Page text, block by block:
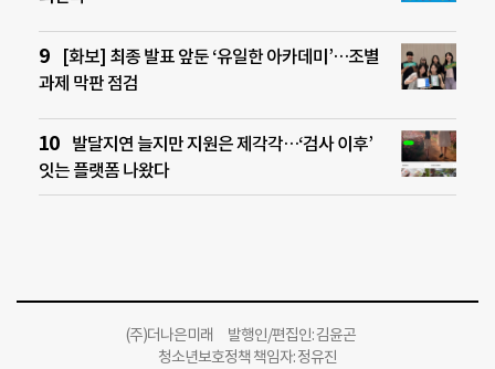
[화보] 최종 발표 앞둔 ‘유일한 아카데미’…조별
과제 막판 점검
발달지연 늘지만 지원은 제각각…‘검사 이후’
잇는 플랫폼 나왔다
(주)더나은미래 발행인/편집인: 김윤곤
청소년보호정책 책임자: 정유진